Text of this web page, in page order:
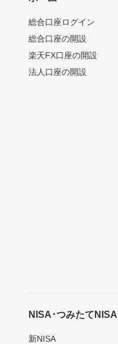
総合口座ログイン
総合口座の開設
楽天FX口座の開設
法人口座の開設
NISA･つみたてNISA
新NISA